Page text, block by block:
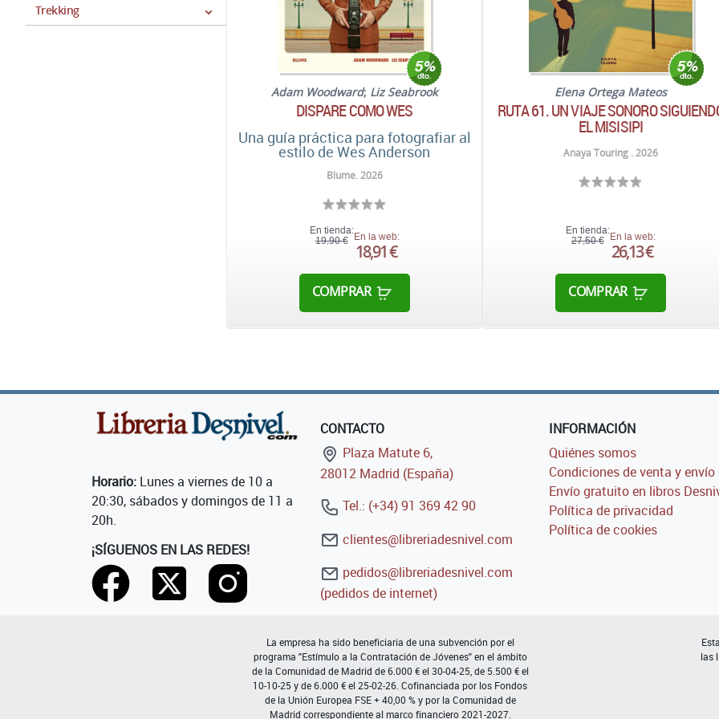
Trekking
Adam Woodward; Liz Seabrook
DISPARE COMO WES
Una guía práctica para fotografiar al
estilo de Wes Anderson
Blume. 2026
En tienda:
19,90 € En la web:
18,91 €
COMPRAR
Elena Ortega Mateos
RUTA 61. UN VIAJE SONORO
EL MISISIPI
Anaya Touring . 2026
En tienda:
27,50 € En la web:
26,13 €
COMPRAR
Horario: Lunes a viernes de 10 a
20:30, sábados y domingos de 11 a
20h.
¡SÍGUENOS EN LAS REDES!
CONTACTO
Plaza Matute 6,
28012 Madrid (España)
Tel.: (+34) 91 369 42 90
clientes@libreriadesnivel.com
pedidos@libreriadesnivel.com
(pedidos de internet)
INFORMACIÓN
Quiénes somos
Condiciones de venta y envío
Envío gratuito en libros
Política de privacidad
Política de cookies
La empresa ha sido beneficiaria de una subvención por el
programa "Estímulo a la Contratación de Jóvenes" en el ámbito
de la Comunidad de Madrid de 6.000 € el 30-04-25, de 5.500 € el
10-10-25 y de 6.000 € el 25-02-26. Cofinanciada por los Fondos
de la Unión Europea FSE + 40,00 % y por la Comunidad de
Madrid correspondiente al marco financiero 2021-2027.
las